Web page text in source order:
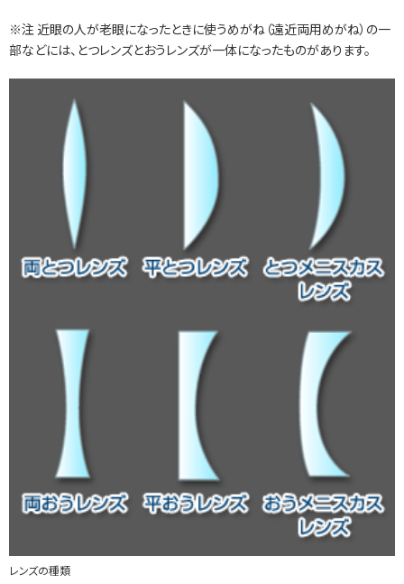
※注 近眼の人が老眼になったときに使うめがね（遠近両用めがね）の一
部などには、とつレンズとおうレンズが一体になったものがあります。
レンズの種類